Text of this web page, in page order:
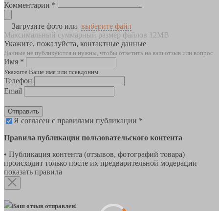
Комментарии *
Загрузите фото или выберите файл
Максимальный суммарный размер файлов 12MB
Укажите, пожалуйста, контактные данные
Данные не публикуются и нужны, чтобы ответить на ваш отзыв или вопрос
Имя *
Укажите Ваше имя или псевдоним
Телефон
Email
Отправить
Я согласен с правилами публикации *
Правила публикации пользовательского контента
• Публикация контента (отзывов, фотографий товара)
происходит только после их предварительной модерации
показать правила
Ваш отзыв отправлен!